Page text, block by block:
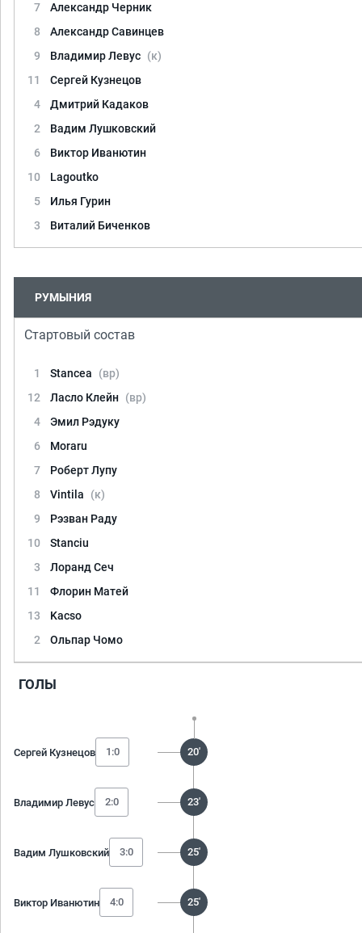
7
Александр Черник
8
Александр Савинцев
9
Владимир Левус (к)
11
Сергей Кузнецов
4
Дмитрий Кадаков
2
Вадим Лушковский
6
Виктор Иванютин
10
Lagoutko
5
Илья Гурин
3
Виталий Биченков
РУМЫНИЯ
Стартовый состав
1 Stancea
(вр)
12
Ласло Клейн (вр)
4
Эмил Рэдуку
6
Moraru
7
Роберт Лупу
8
Vintila
(к)
9
Рэзван Раду
10
Stanciu
3
Лоранд Сеч
11
Флорин Матей
13
Kacso
2
Ольпар Чомо
ГОЛЫ
Сергей Кузнецов 1:0 20'
Владимир Левус 2:0 23'
Вадим Лушковский 3:0 25'
Виктор Иванютин 4:0 25'